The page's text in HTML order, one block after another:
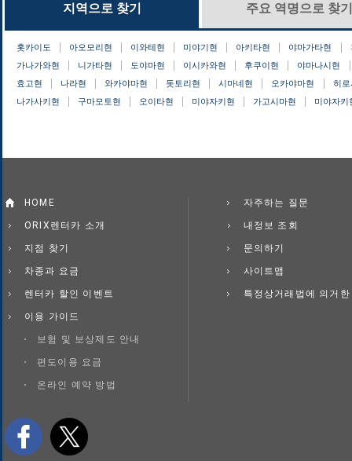
지역으로 찾기 주요 역명으로 찾기
홋카이도 아오모리현 이와테현 미야기현 아키타현 야마가타현
가나가와현
니가타현 도야마현 이시카와현 후쿠이현
야마나시현
효고현
나라현 와카야마현 돗토리현 시마네현 오카야마현
히로
나가사키현
구마모토현 오이타현 미야자키현 가고시마현 미야자키
HOME
ORIX렌터카 소개
지점 찾기
차종과 요금
렌터카 할인 이벤트
이용 가이드
보험 및 보상제도 안내
편도이용 요금
온라인 예약 방법
자주하는 질문
내정보 조회
문의하기
사이트맵
특정상거래법에 의거